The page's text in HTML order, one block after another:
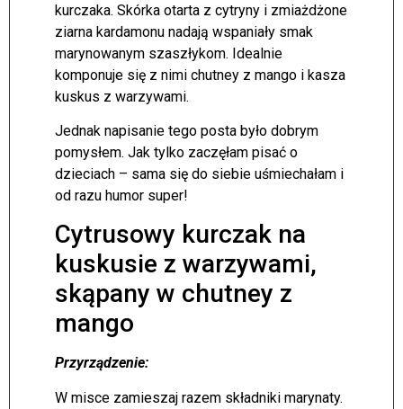
kurczaka. Skórka otarta z cytryny i zmiażdżone
ziarna kardamonu nadają wspaniały smak
marynowanym szaszłykom. Idealnie
komponuje się z nimi chutney z mango i kasza
kuskus z warzywami.
Jednak napisanie tego posta było dobrym
pomysłem. Jak tylko zaczęłam pisać o
dzieciach – sama się do siebie uśmiechałam i
od razu humor super!
Cytrusowy kurczak na
kuskusie z warzywami,
skąpany w chutney z
mango
Przyrządzenie:
W misce zamieszaj razem składniki marynaty.